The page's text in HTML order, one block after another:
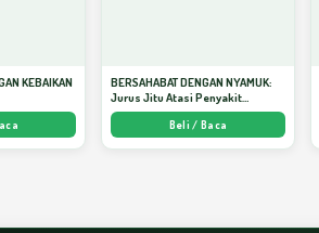
KEBAIKAN
BERSAHABAT DENGAN NYAMUK:
Jurus Jitu Atasi Penyakit
Bersumber Nyamuk - Arda Dinata
Beli / Baca